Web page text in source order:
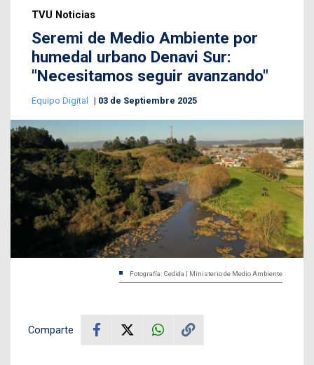
TVU Noticias
Seremi de Medio Ambiente por
humedal urbano Denavi Sur:
"Necesitamos seguir avanzando"
Equipo Digital 03 de Septiembre 2025
Fotografía: Cedida | Ministerio de Medio Ambiente
Comparte